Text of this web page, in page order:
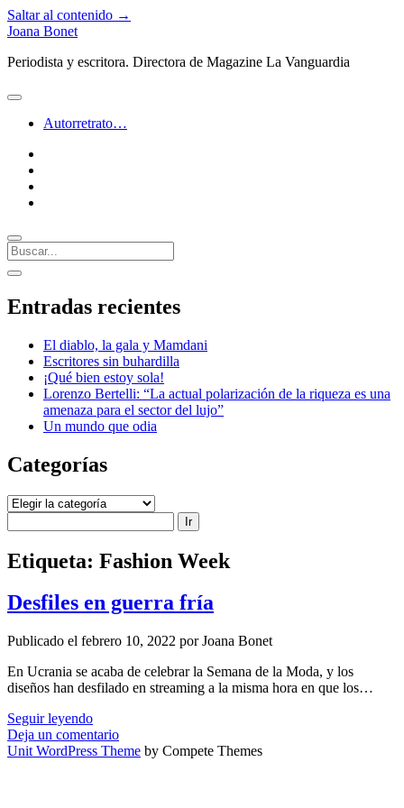
Saltar al contenido →
Joana Bonet
Periodista y escritora. Directora de Magazine La Vanguardia
abrir
Autorretrato…
Buscar
Barra
lateral
abrir
lateral
Entradas recientes
El diablo, la gala y Mamdani
Escritores sin buhardilla
¡Qué bien estoy sola!
Lorenzo Bertelli: “La actual polarización de la riqueza es una
amenaza para el sector del lujo”
Un mundo que odia
Categorías
Categorías
Etiqueta: Fashion Week
Desfiles en guerra fría
Publicado el febrero 10, 2022 por Joana Bonet
En Ucrania se acaba de celebrar la Semana de la Moda, y los
diseños han desfilado en streaming a la misma hora en que los…
Seguir leyendoDesfiles
en
guerra
Deja un comentario
Unit WordPress Theme by Compete Themes